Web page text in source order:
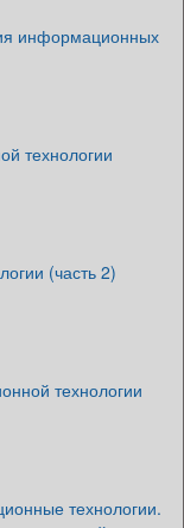
информационных
технологии
(часть 2)
технологии
технологии.